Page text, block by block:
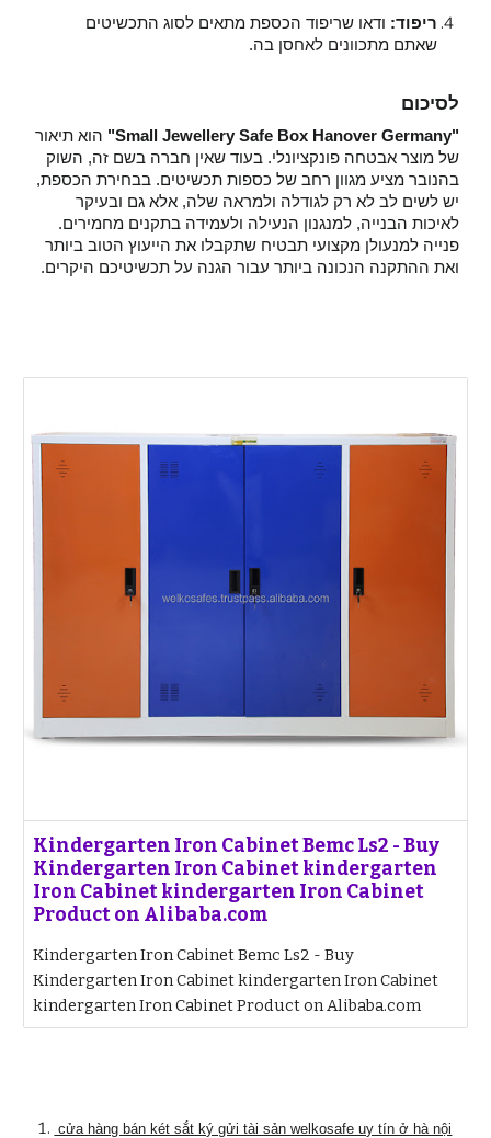
ריפוד: ודאו שריפוד הכספת מתאים לסוג התכשיטים
שאתם מתכוונים לאחסן בה.
לסיכום
"Small Jewellery Safe Box Hanover Germany"
הוא תיאור
של מוצר אבטחה פונקציונלי. בעוד שאין חברה בשם זה, השוק
בהנובר מציע מגוון רחב של כספות תכשיטים. בבחירת הכספת,
יש לשים לב לא רק לגודלה ולמראה שלה, אלא גם ובעיקר
לאיכות הבנייה, למנגנון הנעילה ולעמידה בתקנים מחמירים.
פנייה למנעולן מקצועי תבטיח שתקבלו את הייעוץ הטוב ביותר
ואת ההתקנה הנכונה ביותר עבור הגנה על תכשיטיכם היקרים.
Kindergarten Iron Cabinet Bemc Ls2 - Buy
Kindergarten Iron Cabinet kindergarten
Iron Cabinet kindergarten Iron Cabinet
Product on Alibaba.com
Kindergarten Iron Cabinet Bemc Ls2 - Buy
Kindergarten Iron Cabinet kindergarten Iron Cabinet
kindergarten Iron Cabinet Product on Alibaba.com
cửa hàng bán két sắt ký gửi tài sản welkosafe uy tín ở hà nội